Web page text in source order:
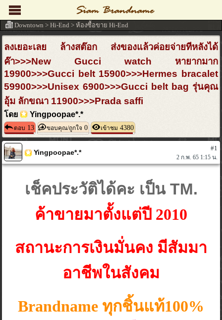
ลงเยอะเลย ล้างสต๊อก ส่งของแล้วค่อยจ่ายทีหลังได้
ค๊า>>>New Gucci watch หายากมาก
19900>>>Gucci belt 15900>>>Hermes bracalet
59900>>>Unisex 6900>>>Gucci belt bag รุ่นคุณ
อุ้ม ลักขณา 11900>>>Prada saffi
โดย Yingpoopae*.*
ตอบ 13 ขอบคุณ/ถูกใจ 0 เข้าชม 4380
Yingpoopae*.*
#1
2 ก.พ. 65 1:15 น.
เช็คประวัติได้คะ เป็น TM.
ค้าขายมาตั้งแต่ปี 2010
สถานะการเงินมั่นคง มีสัมมา
อาชีพในสังคม
Brandname ทุกชิ้นแท้100%
Downtown > Hi-End > ห้องซื้อขาย Hi-End